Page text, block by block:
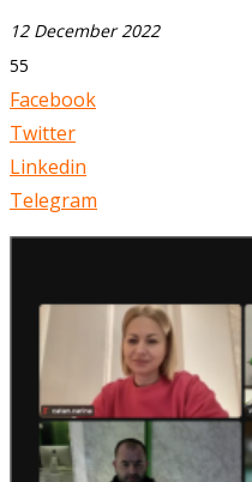
12 December 2022
55
Facebook
Twitter
Linkedin
Telegram